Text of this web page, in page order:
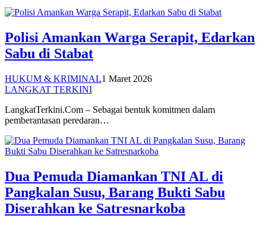
Polisi Amankan Warga Serapit, Edarkan
Sabu di Stabat
HUKUM & KRIMINAL1 Maret 2026
LANGKAT TERKINI
LangkatTerkini.Com – Sebagai bentuk komitmen dalam
pemberantasan peredaran…
Dua Pemuda Diamankan TNI AL di
Pangkalan Susu, Barang Bukti Sabu
Diserahkan ke Satresnarkoba